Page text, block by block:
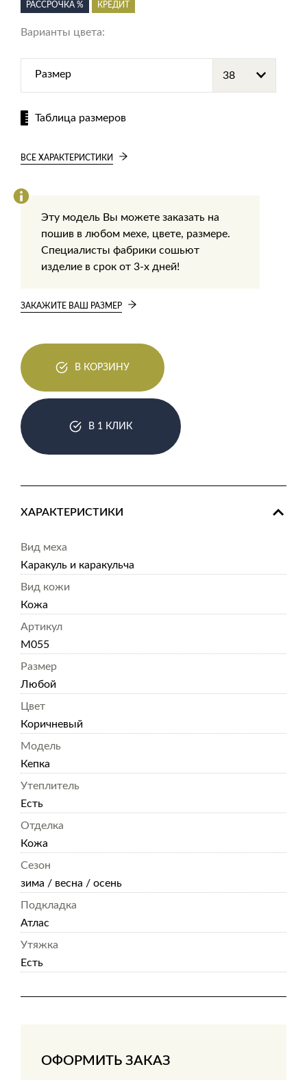
РАССРОЧКА % КРЕДИТ
Варианты цвета:
Размер
Таблица размеров
ВСЕ ХАРАКТЕРИСТИКИ
Эту модель Вы можете заказать на
пошив в любом мехе, цвете, размере.
Специалисты фабрики сошьют
изделие в срок от 3-х дней!
ЗАКАЖИТЕ ВАШ РАЗМЕР
В КОРЗИНУ
В 1 КЛИК
ХАРАКТЕРИСТИКИ
Вид меха
Каракуль и каракульча
Вид кожи
Кожа
Артикул
M055
Размер
Любой
Цвет
Коричневый
Модель
Кепка
Утеплитель
Есть
Отделка
Кожа
Сезон
зима / весна / осень
Подкладка
Атлас
Утяжка
Есть
ОФОРМИТЬ ЗАКАЗ